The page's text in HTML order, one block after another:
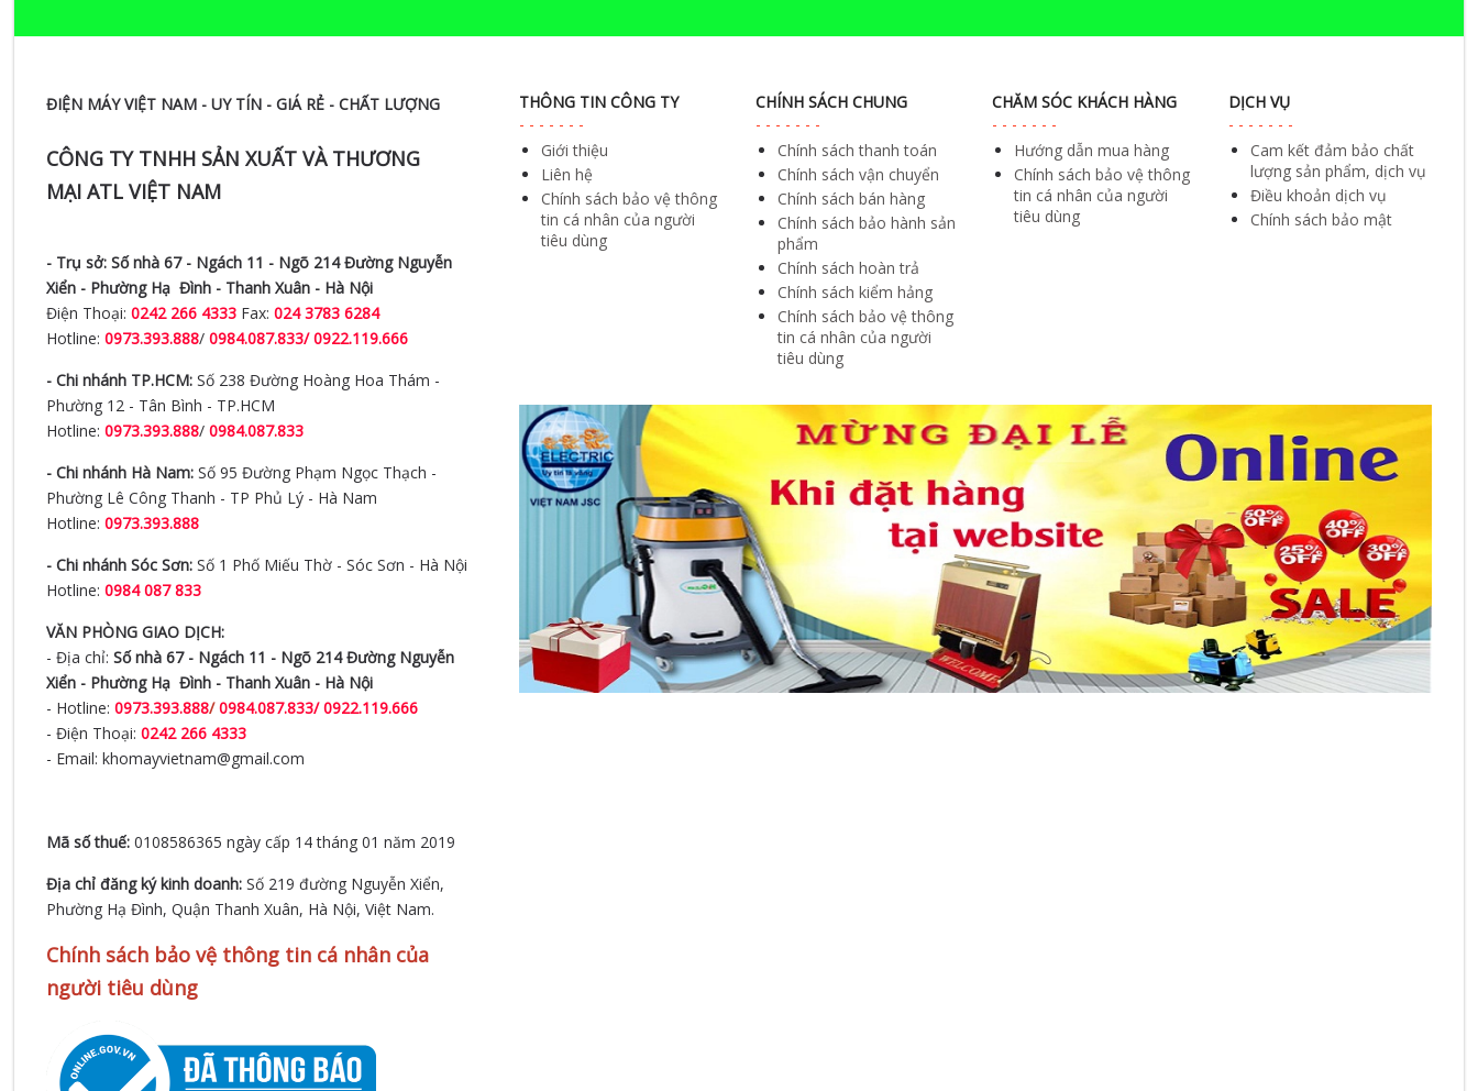
ĐIỆN MÁY VIỆT NAM - UY TÍN - GIÁ RẺ - CHẤT LƯỢNG
CÔNG TY TNHH SẢN XUẤT VÀ THƯƠNG
MẠI ATL VIỆT NAM
- Trụ sở: Số nhà 67 - Ngách 11 - Ngõ 214 Đường Nguyễn
Xiển - Phường Hạ Đình - Thanh Xuân - Hà Nội
Điện Thoại: 0242 266 4333Fax: 024 3783 6284
Hotline: 0973.393.888/ 0984.087.833/ 0922.119.666
- Chi nhánh TP.HCM:Số 238 Đường Hoàng Hoa Thám -
Phường 12 - Tân Bình - TP.HCM
Hotline: 0973.393.888/ 0984.087.833
- Chi nhánh Hà Nam:Số 95 Đường Phạm Ngọc Thạch -
Phường Lê Công Thanh - TP Phủ Lý - Hà Nam
Hotline: 0973.393.888
- Chi nhánh Sóc Sơn:Số 1 Phố Miếu Thờ - Sóc Sơn - Hà Nội
Hotline: 0984 087 833
VĂN PHÒNG GIAO DỊCH:
- Địa chỉ: Số nhà 67 - Ngách 11 - Ngõ 214 Đường Nguyễn
Xiển - Phường Hạ Đình - Thanh Xuân - Hà Nội
- Hotline: 0973.393.888/ 0984.087.833/ 0922.119.666
- Điện Thoại: 0242 266 4333
- Email: khomayvietnam@gmail.com
Mã số thuế: 0108586365 ngày cấp 14 tháng 01 năm 2019
Địa chỉ đăng ký kinh doanh: Số 219 đường Nguyễn Xiển,
Phường Hạ Đình, Quận Thanh Xuân, Hà Nội, Việt Nam.
Chính sách bảo vệ thông tin cá nhân của
người tiêu dùng
THÔNG TIN CÔNG TY
Giới thiệu
Liên hệ
Chính sách bảo vệ thông
tin cá nhân của người
tiêu dùng
CHÍNH SÁCH CHUNG
Chính sách thanh toán
Chính sách vận chuyển
Chính sách bán hàng
Chính sách bảo hành sản
phẩm
Chính sách hoàn trả
Chính sách kiểm hảng
Chính sách bảo vệ thông
tin cá nhân của người
tiêu dùng
CHĂM SÓC KHÁCH HÀNG
Hướng dẫn mua hàng
Chính sách bảo vệ thông
tin cá nhân của người
tiêu dùng
DỊCH VỤ
Cam kết đảm bảo chất
lượng sản phẩm, dịch vụ
Điều khoản dịch vụ
Chính sách bảo mật